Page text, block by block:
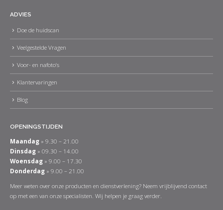
ADVIES
Doe de huidscan
Veelgestelde Vragen
Voor- en nafoto’s
Klantervaringen
Blog
OPENINGSTIJDEN
Maandag » 9.30 – 21.00
Dinsdag » 09.30 – 14.00
Woensdag » 9.00 – 17.30
Donderdag » 9.00 – 21.00
Meer weten over onze producten en dienstverlening? Neem vrijblijvend contact
op met een van onze specialisten. Wij helpen je graag verder.